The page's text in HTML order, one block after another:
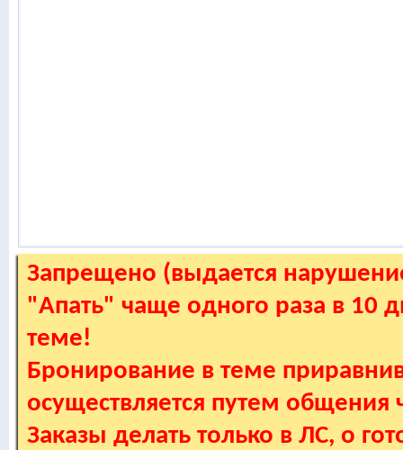
Запрещено (выдается
"Апать" чаще одного раза в 10
теме!
Бронирование в теме
осуществляется путем
Заказы делать только в ЛС, о